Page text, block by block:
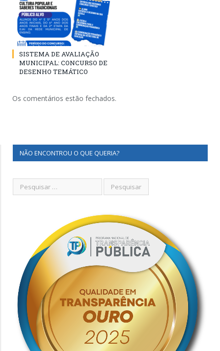
SISTEMA DE AVALIAÇÃO
MUNICIPAL: CONCURSO DE
DESENHO TEMÁTICO
Os comentários estão fechados.
NÃO ENCONTROU O QUE QUERIA?